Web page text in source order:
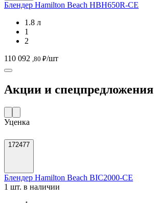
Блендер Hamilton Beach HBH650R-СЕ
1.8 л
1
2
110 092 ,80 ₽/шт
Акции и спецпредложения
Уценка
172477
Блендер Hamilton Beach BIC2000-CE
1 шт. в наличии